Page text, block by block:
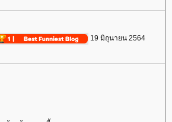
19 มิถุนายน 2564